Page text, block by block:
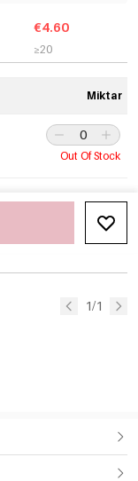
€4.60
≥20
Miktar
Out Of Stock
1/1